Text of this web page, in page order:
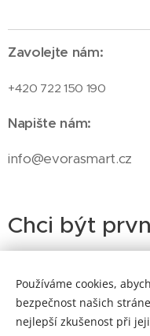
Zavolejte nám:
+420 722 150 190
Napište nám:
info@evorasmart.cz
Chci být
automatizace a
Používáme cookies,
bezpečnost našich
nejlepší zkušenost při